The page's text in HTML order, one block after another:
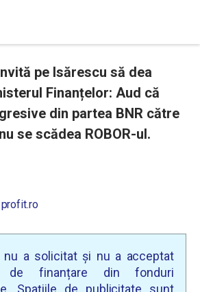
pe Isărescu să dea
Finanțelor: Aud că
din partea BNR către
se scădea ROBOR-ul.
profit.ro
nu a solicitat și nu a acceptat
de finanțare din fonduri
Spațiile de publicitate sunt